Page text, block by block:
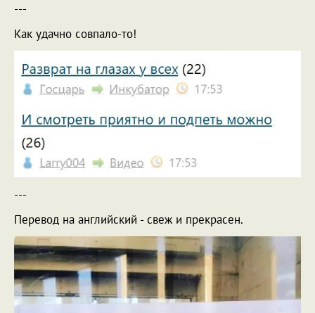
---
Как удачно совпало-то!
---
Перевод на английский - свеж и прекрасен.